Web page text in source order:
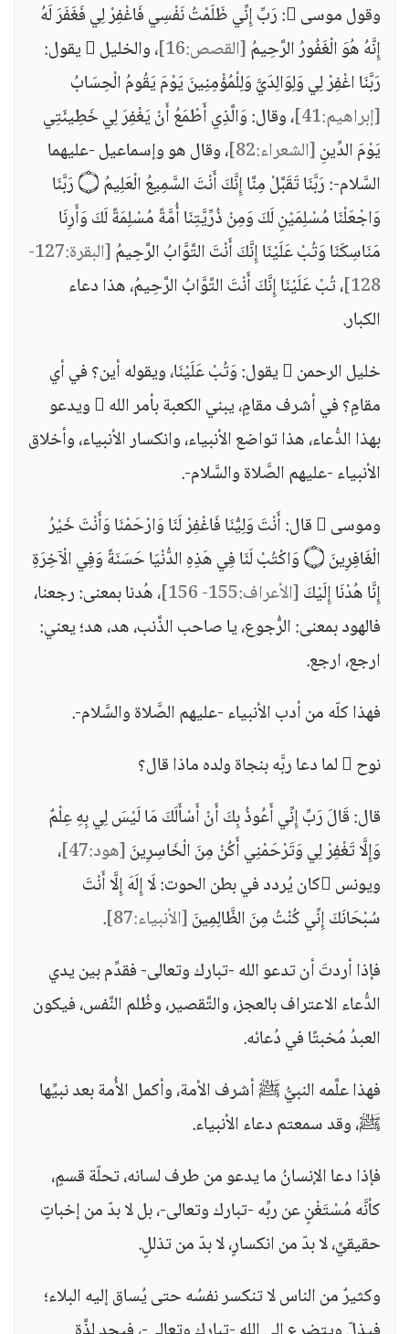
وقول موسى : رَبِّ إِنِّي ظَلَمْتُ نَفْسِي فَاغْفِرْ لِي فَغَفَرَ لَهُ
إِنَّهُ هُوَ الْغَفُورُ الرَّحِيمُ[القصص:16]
، والخليل  يقول:
رَبَّنَا اغْفِرْ لِي وَلِوَالِدَيَّ وَلِلْمُؤْمِنِينَ يَوْمَ يَقُومُ الْحِسَابُ
[إبراهيم:41]
، وقال: وَالَّذِي أَطْمَعُ أَنْ يَغْفِرَ لِي خَطِيئَتِي
يَوْمَ الدِّينِ[الشعراء:82]
، وقال هو وإسماعيل -عليهما
السَّلام-: رَبَّنَا تَقَبَّلْ مِنَّا إِنَّكَ أَنْتَ السَّمِيعُ الْعَلِيمُ ۝ رَبَّنَا
وَاجْعَلْنَا مُسْلِمَيْنِ لَكَ وَمِنْ ذُرِّيَّتِنَا أُمَّةً مُسْلِمَةً لَكَ وَأَرِنَا
مَنَاسِكَنَا وَتُبْ عَلَيْنَا إِنَّكَ أَنْتَ التَّوَّابُ الرَّحِيمُ
[البقرة:127-
128] ، تُبْ عَلَيْنَا إِنَّكَ أَنْتَ التَّوَّابُ الرَّحِيمُ، هذا دعاء
الكبار.
خليل الرحمن  يقول: وَتُبْ عَلَيْنَا، ويقوله أين؟ في أي
مقامٍ؟ في أشرف مقامٍ، يبني الكعبة بأمر الله  ويدعو
بهذا الدُّعاء، هذا تواضع الأنبياء، وانكسار الأنبياء، وأخلاق
الأنبياء -عليهم الصَّلاة والسَّلام-.
وموسى  قال: أَنْتَ وَلِيُّنَا فَاغْفِرْ لَنَا وَارْحَمْنَا وَأَنْتَ خَيْرُ
الْغَافِرِينَ ۝ وَاكْتُبْ لَنَا فِي هَذِهِ الدُّنْيَا حَسَنَةً وَفِي الْآخِرَةِ
إِنَّا هُدْنَا إِلَيْكَ[الأعراف:155- 156]
، هُدنا بمعنى: رجعنا،
فالهود بمعنى: الرُّجوع، يا صاحب الذَّنب، هد، هد؛ يعني:
ارجع، ارجع.
فهذا كلّه من أدب الأنبياء -عليهم الصَّلاة والسَّلام-.
نوح  لما دعا ربَّه بنجاة ولده ماذا قال؟
قال: قَالَ رَبِّ إِنِّي أَعُوذُ بِكَ أَنْ أَسْأَلَكَ مَا لَيْسَ لِي بِهِ عِلْمٌ
وَإِلَّا تَغْفِرْ لِي وَتَرْحَمْنِي أَكُنْ مِنَ الْخَاسِرِينَ[هود:47]
،
ويونس كان يُردد في بطن الحوت: لَا إِلَهَ إِلَّا أَنْتَ
سُبْحَانَكَ إِنِّي كُنْتُ مِنَ الظَّالِمِينَ[الأنبياء:87]
.
فإذا أردتَ أن تدعو الله -تبارك وتعالى- فقدِّم بين يدي
الدُّعاء الاعتراف بالعجز، والتَّقصير، وظُلم النَّفس، فيكون
العبدُ مُخبتًا في دُعائه.
فهذا علَّمه النبيُّ ﷺ أشرف الأمة، وأكمل الأُمة بعد نبيِّها
ﷺ، وقد سمعتم دعاء الأنبياء.
فإذا دعا الإنسانُ ما يدعو من طرف لسانه، تحلّة قسمٍ،
كأنَّه مُسْتَغْنٍ عن ربِّه -تبارك وتعالى-، بل لا بدّ من إخباتٍ
حقيقيٍّ، لا بدّ من انكسارٍ، لا بدّ من تذللٍ.
وكثيرٌ من الناس لا تنكسر نفسُه حتى يُساق إليه البلاء؛